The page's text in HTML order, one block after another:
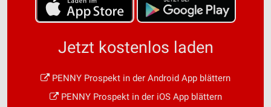
Jetzt kostenlos laden
PENNY Prospekt in der Android App blättern
PENNY Prospekt in der iOS App blättern